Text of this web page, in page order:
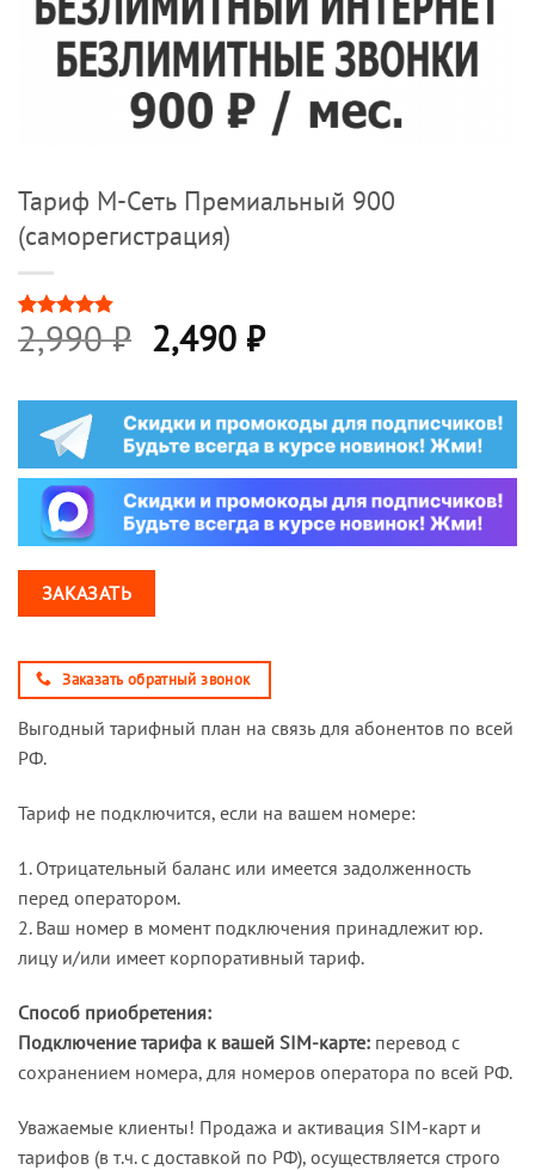
Тариф М-Сеть Премиальный 900
(саморегистрация)
Рейтинг
4.83из 5
6
2,990₽ Первоначальная
цена
составляла
2,990 ₽.
2,490 ₽Текущая
2,490 ₽.
ЗАКАЗАТЬ
Заказать обратный звонок
Выгодный тарифный план на связь для абонентов по всей
РФ.
Тариф не подключится, если на вашем номере:
1. Отрицательный баланс или имеется задолженность
перед оператором.
2. Ваш номер в момент подключения принадлежит юр.
лицу и/или имеет корпоративный тариф.
Способ приобретения:
Подключение тарифа к вашей SIM-карте: перевод с
сохранением номера, для номеров оператора по всей РФ.
Уважаемые клиенты! Продажа и активация SIM-карт и
тарифов (в т.ч. с доставкой по РФ), осуществляется строго